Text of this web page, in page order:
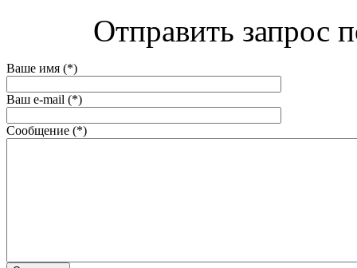
Отправить запрос
Ваше имя (*)
Ваш e-mail (*)
Сообщение (*)